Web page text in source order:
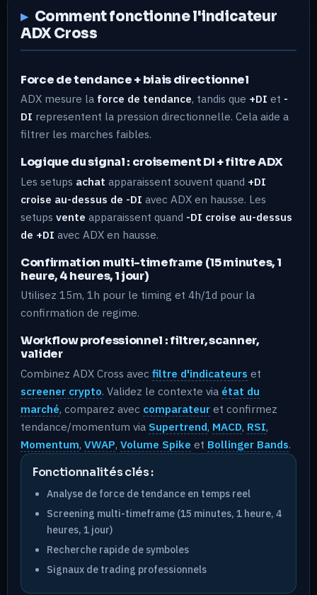
Comment fonctionne l'indicateur
ADX Cross
Force de tendance + biais directionnel
ADX mesure la force de tendance, tandis que +DI et -
DI representent la pression directionnelle. Cela aide a
filtrer les marches faibles.
Logique du signal : croisement DI + filtre ADX
Les setups achat apparaissent souvent quand +DI
croise au-dessus de -DI avec ADX en hausse. Les
setups vente apparaissent quand -DI croise au-dessus
de +DI avec ADX en hausse.
Confirmation multi-timeframe (15 minutes, 1
heure, 4 heures, 1 jour)
Utilisez 15m, 1h pour le timing et 4h/1d pour la
confirmation de regime.
Workflow professionnel : filtrer, scanner,
valider
Combinez ADX Cross avec filtre d'indicateurs et
screener crypto. Validez le contexte via état du
marché, comparez avec comparateur et confirmez
tendance/momentum via Supertrend, MACD, RSI,
Momentum, VWAP, Volume Spike et Bollinger Bands.
Fonctionnalités clés :
Analyse de force de tendance en temps reel
Screening multi-timeframe (15 minutes, 1 heure, 4
heures, 1 jour)
Recherche rapide de symboles
Signaux de trading professionnels